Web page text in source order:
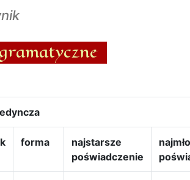
forma
najstarsze
poświadczenie